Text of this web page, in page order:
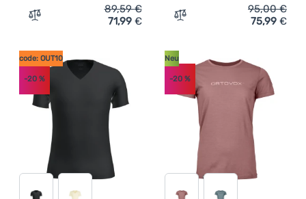
Zum Vergleich 'Damen-Funktionsshirt Ortovox 150 Cool
89,59€
71,99 € Zum Vergleich 'Damen-
95,00€
75,99 €
code: OUT10
-20 %
Neu
-20%